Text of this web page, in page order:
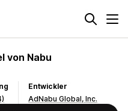
von Nabu
Entwickler
AdNabu Global, Inc.